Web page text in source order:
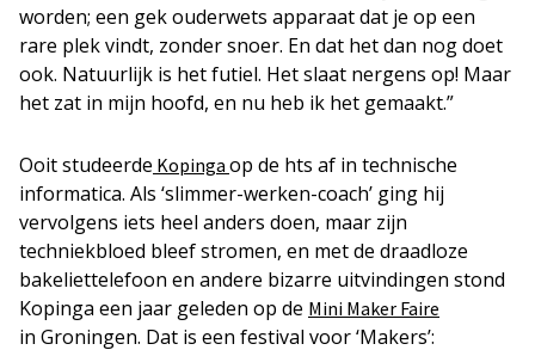
worden; een gek ouderwets apparaat dat je op een
rare plek vindt, zonder snoer. En dat het dan nog doet
ook. Natuurlijk is het futiel. Het slaat nergens op! Maar
het zat in mijn hoofd, en nu heb ik het gemaakt.”
Ooit studeerde Kopinga op de hts af in technische
informatica. Als ‘slimmer-werken-coach’ ging hij
vervolgens iets heel anders doen, maar zijn
techniekbloed bleef stromen, en met de draadloze
bakeliettelefoon en andere bizarre uitvindingen stond
Kopinga een jaar geleden op de Mini Maker Faire
in Groningen. Dat is een festival voor ‘Makers’: